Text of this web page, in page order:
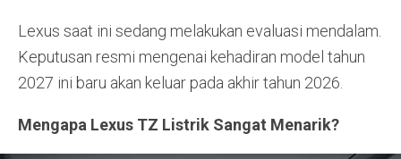
Lexus saat ini sedang melakukan evaluasi mendalam.
Keputusan resmi mengenai kehadiran model tahun
2027 ini baru akan keluar pada akhir tahun 2026.
Mengapa Lexus TZ Listrik Sangat Menarik?